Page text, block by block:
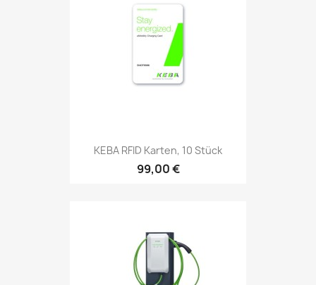
KEBA RFID Karten, 10 Stück
99,00 €